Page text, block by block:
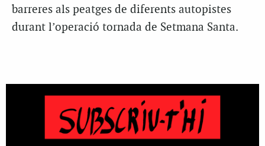
barreres als peatges de diferents autopistes
durant l’operació tornada de Setmana Santa.